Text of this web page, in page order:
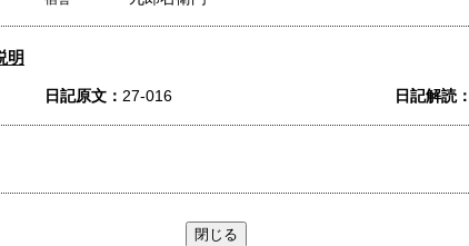
明
日記原文： 27-016 日記解読